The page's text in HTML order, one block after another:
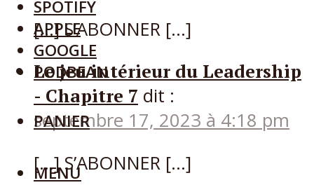
SPOTIFY
APPLE
GOOGLE
PODBEAN
PANIER
MENU
[…] S’ABONNER […]
Le jeu intérieur du Leadership
- Chapitre 7 dit :
septembre 17, 2023 à 4:18 pm
[…] S’ABONNER […]